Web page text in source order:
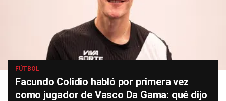
FÚTBOL
Facundo Colidio habló por primera vez
como jugador de Vasco Da Gama: qué dijo